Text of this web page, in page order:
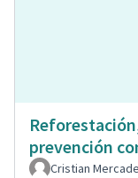
prevención
Cristian